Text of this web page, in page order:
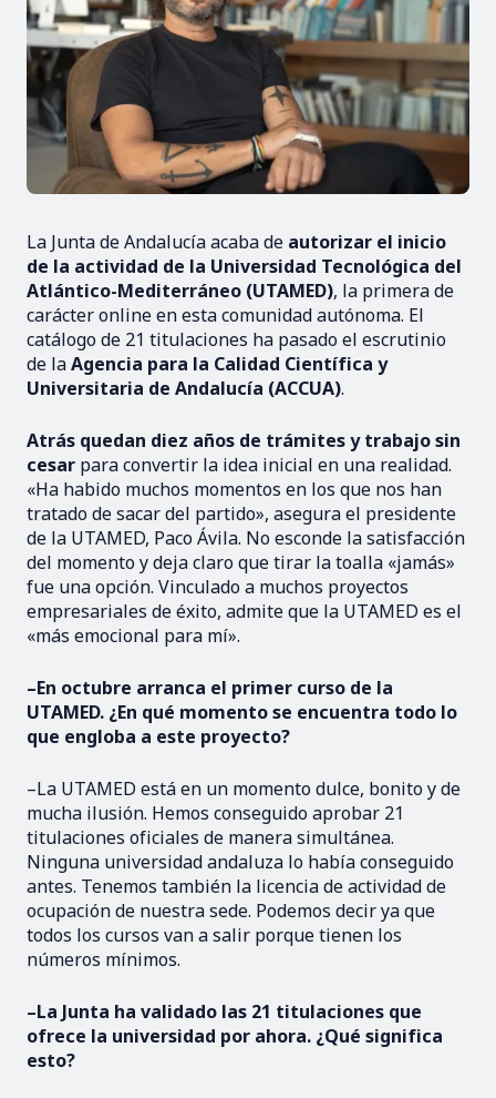
La Junta de Andalucía acaba de autorizar el inicio
de la actividad de la Universidad Tecnológica del
Atlántico-Mediterráneo (UTAMED), la primera de
carácter online en esta comunidad autónoma. El
catálogo de 21 titulaciones ha pasado el escrutinio
de laAgencia para la Calidad Científica y
Universitaria de Andalucía (ACCUA).
Atrás quedan diez años de trámites y trabajo sin
cesar para convertir la idea inicial en una realidad.
«Ha habido muchos momentos en los que nos han
tratado de sacar del partido», asegura el presidente
de la UTAMED, Paco Ávila. No esconde la satisfacción
del momento y deja claro que tirar la toalla «jamás»
fue una opción. Vinculado a muchos proyectos
empresariales de éxito, admite que la UTAMED es el
«más emocional para mí».
–En octubre arranca el primer curso de la
UTAMED. ¿En qué momento se encuentra todo lo
que engloba a este proyecto?
–La UTAMED está en un momento dulce, bonito y de
mucha ilusión. Hemos conseguido aprobar 21
titulaciones oficiales de manera simultánea.
Ninguna universidad andaluza lo había conseguido
antes. Tenemos también la licencia de actividad de
ocupación de nuestra sede. Podemos decir ya que
todos los cursos van a salir porque tienen los
números mínimos.
–La Junta ha validado las 21 titulaciones que
ofrece la universidad por ahora. ¿Qué significa
esto?